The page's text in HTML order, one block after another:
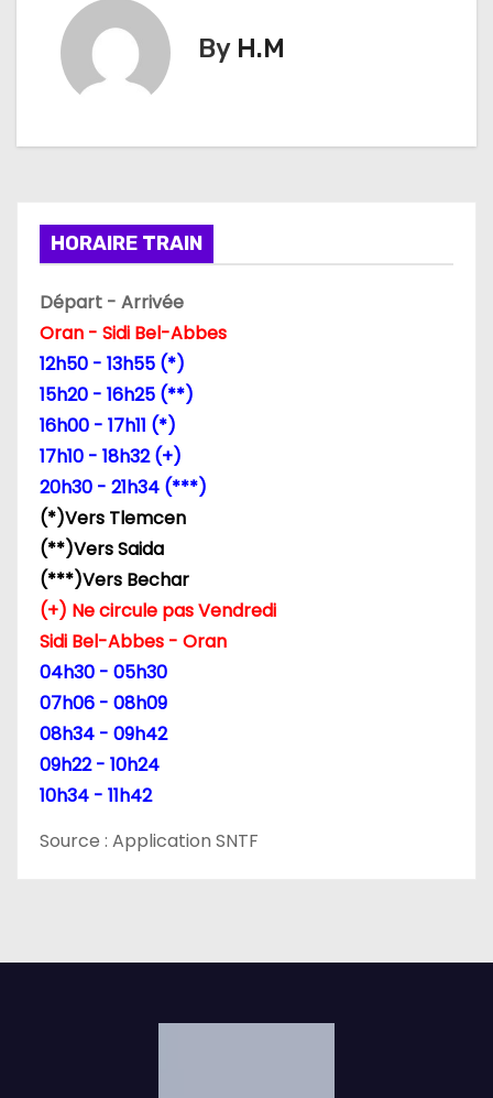
t
o
n
d
e
a
r
t
c
e
By H.M
HORAIRE TRAIN
Départ - Arrivée
Oran - Sidi Bel-Abbes
12h50 - 13h55 (*)
15h20 - 16h25 (**)
16h00 - 17h11 (*)
17h10 - 18h32 (+)
20h30 - 21h34 (***)
(*)Vers Tlemcen
(**)Vers Saida
(***)Vers Bechar
(+) Ne circule pas Vendredi
Sidi Bel-Abbes - Oran
04h30 - 05h30
07h06 - 08h09
08h34 - 09h42
09h22 - 10h24
10h34 - 11h42
Source : Application SNTF